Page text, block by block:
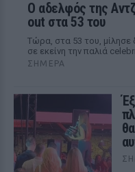
Ο αδελφός της
out στα 53 του
Τώρα, στα 53 του, μίλησε
σε εκείνη την παλιά
ΣΉΜΕΡΑ